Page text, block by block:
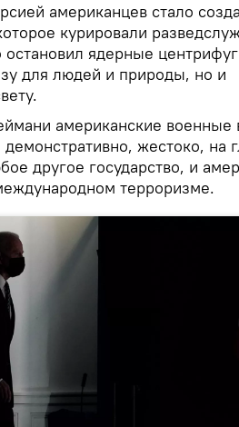
американцев стало
курировали
ядерные
для людей и природы, но и
американские военные
жестоко, на
другое государство, и
терроризме.